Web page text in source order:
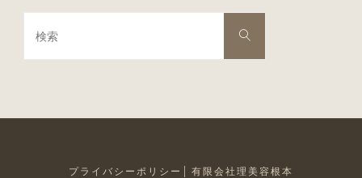
対
検
プライバシーポリシー
有限会社理美容根本